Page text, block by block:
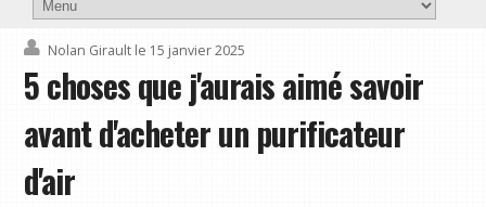
Nolan Girault le 15 janvier 2025
5 choses que j'aurais aimé savoir
avant d'acheter un purificateur
d'air